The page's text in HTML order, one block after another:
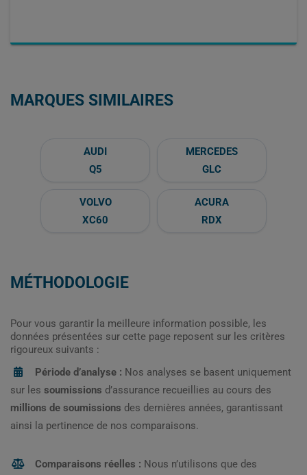
MARQUES SIMILAIRES
AUDI
Q5
MERCEDES
GLC
VOLVO
XC60
ACURA
RDX
MÉTHODOLOGIE
Pour vous garantir la meilleure information possible, les
données présentées sur cette page reposent sur les critères
rigoureux suivants :
Période d’analyse : Nos analyses se basent uniquement
sur les soumissions d’assurance recueillies au cours des
millions de soumissions des dernières années, garantissant
ainsi la pertinence de nos comparaisons.
Comparaisons réelles : Nous n’utilisons que des